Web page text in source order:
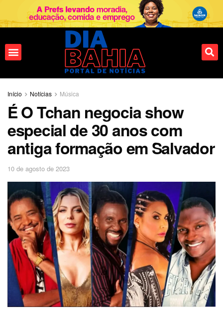
Início Notícias Música
É O Tchan negocia show
especial de 30 anos com
antiga formação em Salvador
10 de agosto de 2023